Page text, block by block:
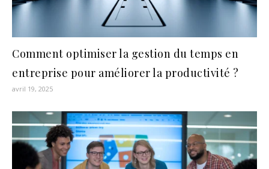
Comment optimiser la gestion du temps en
entreprise pour améliorer la productivité ?
avril 19, 2025